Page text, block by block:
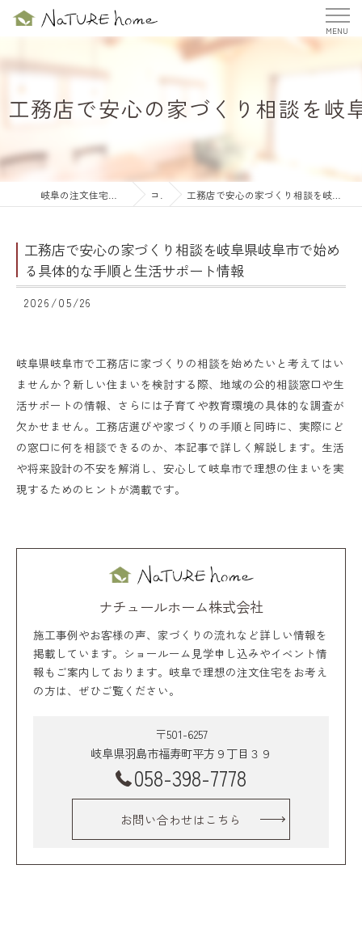
工務店で安心の家づくり相談を岐
コラム 工務店で安心の家づくり相談を岐阜県岐阜市で始める具体的な手順と生活サポート情報
工務店で安心の家づくり相談を岐阜県岐阜市で始め
る具体的な手順と生活サポート情報
2026/05/26
岐阜県岐阜市で工務店に家づくりの相談を始めたいと考えてはい
ませんか？新しい住まいを検討する際、地域の公的相談窓口や生
活サポートの情報、さらには子育てや教育環境の具体的な調査が
欠かせません。工務店選びや家づくりの手順と同時に、実際にど
の窓口に何を相談できるのか、本記事で詳しく解説します。生活
や将来設計の不安を解消し、安心して岐阜市で理想の住まいを実
現するためのヒントが満載です。
ナチュールホーム株式会社
施工事例やお客様の声、家づくりの流れなど詳しい情報を
掲載しています。ショールーム見学申し込みやイベント情
報もご案内しております。岐阜で理想の注文住宅をお考え
の方は、ぜひご覧ください。
〒501-6257
岐阜県羽島市福寿町平方９丁目３９
058-398-7778
お問い合わせはこちら